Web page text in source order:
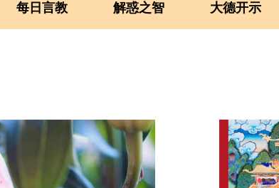
每日言教 解惑之智 大德开示